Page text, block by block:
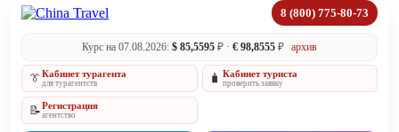
8 (800) 775-80-73
Курс на 07.08.2026: $ 85,5595 ₽ · € 98,8555 ₽ архив
👔Кабинет турагента
для турагентств 🧳 Кабинет туриста
проверить заявку
📝Регистрация
агентство